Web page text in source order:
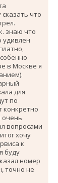
что
знаю что
удивлен
в Москве я
для
по
конкретно
очень
вопросами
хочу
к
буду
номер
точно не